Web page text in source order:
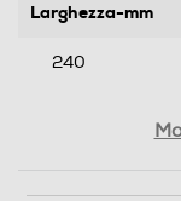
Larghezza-mm
240